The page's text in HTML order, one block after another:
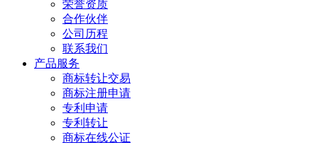
荣誉资质
合作伙伴
公司历程
联系我们
产品服务
商标转让交易
商标注册申请
专利申请
专利转让
商标在线公证